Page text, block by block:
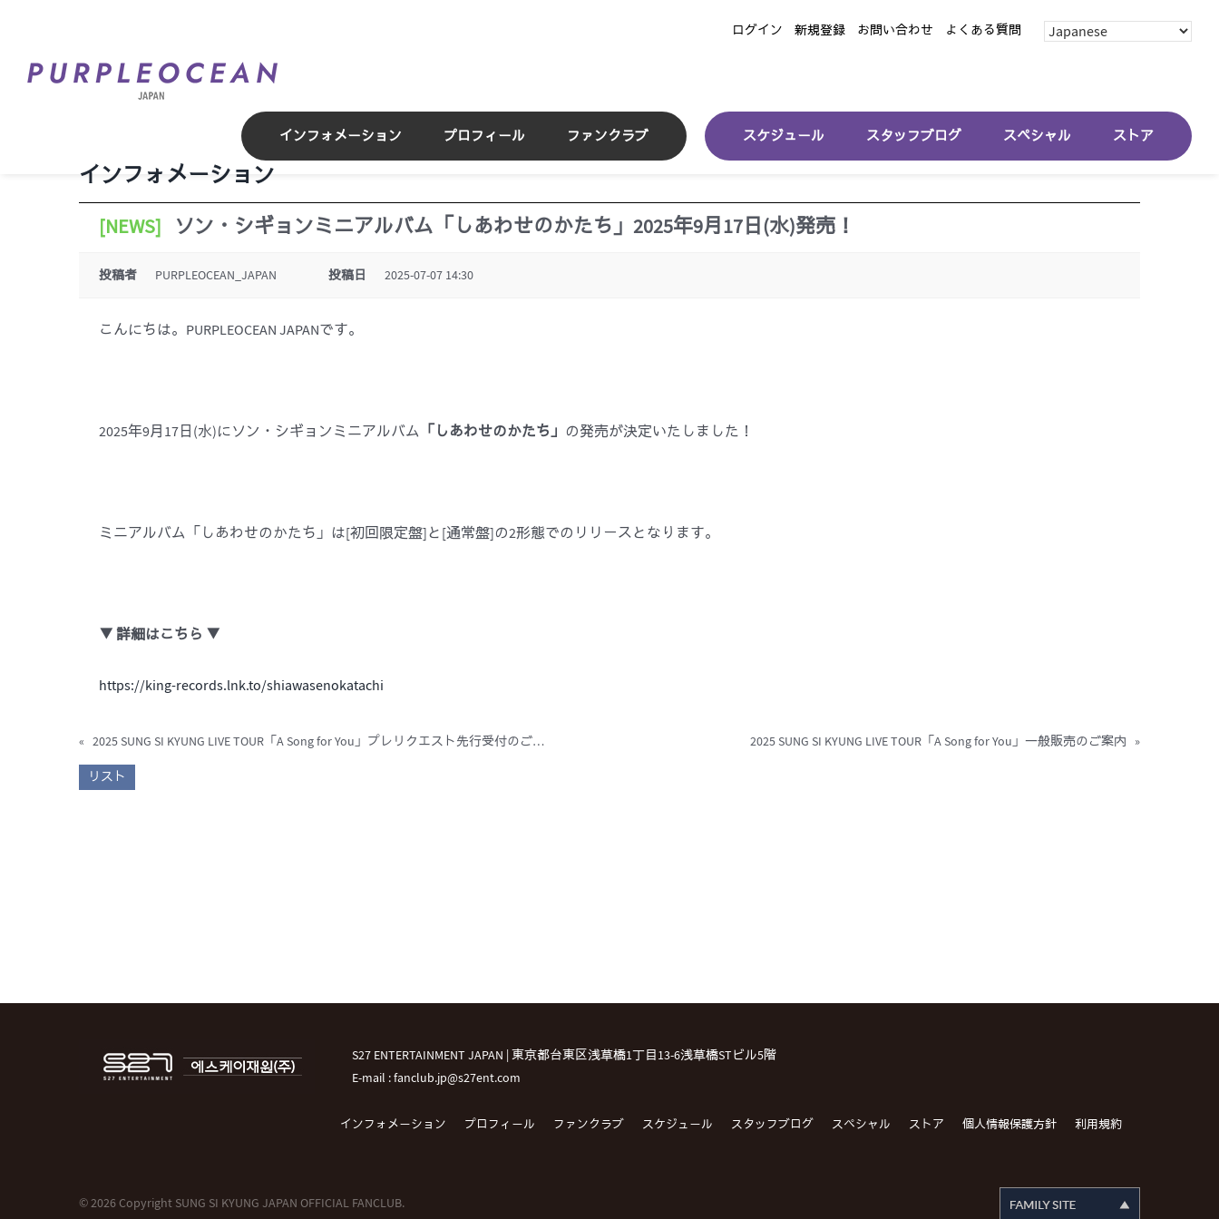
content
ログイン 新規登録 お問い合わせ よくある質問
インフォメーション プロフィール ファンクラブ スケジュール スタッフブログ スペシャル ストア
インフォメーション
[NEWS] ソン・シギョンミニアルバム「しあわせのかたち」2025年9月17日(水)発売！
投稿者 PURPLEOCEAN_JAPAN 投稿日 2025-07-07 14:30
こんにちは。PURPLEOCEAN JAPANです。
2025年9月17日(水)にソン・シギョンミニアルバム 「しあわせのかたち」 の発売が決定いたしました！
ミニアルバム「しあわせのかたち」は[初回限定盤]と[通常盤]の2形態でのリリースとなります。
▼ 詳細はこちら ▼
https://king-records.lnk.to/shiawasenokatachi
« 2025 SUNG SI KYUNG LIVE TOUR「A Song for You」プレリクエスト先行受付のご案内 2025 SUNG SI KYUNG LIVE TOUR「A Song for You」一般販売のご案内 »
リスト
S27 ENTERTAINMENT JAPAN | 東京都台東区浅草橋1丁目13-6浅草橋STビル5階
E-mail : fanclub.jp@s27ent.com
インフォメーション プロフィール ファンクラブ スケジュール スタッフブログ スペシャル ストア 個人情報保護方針 利用規約
© 2026 Copyright SUNG SI KYUNG JAPAN OFFICIAL FANCLUB.